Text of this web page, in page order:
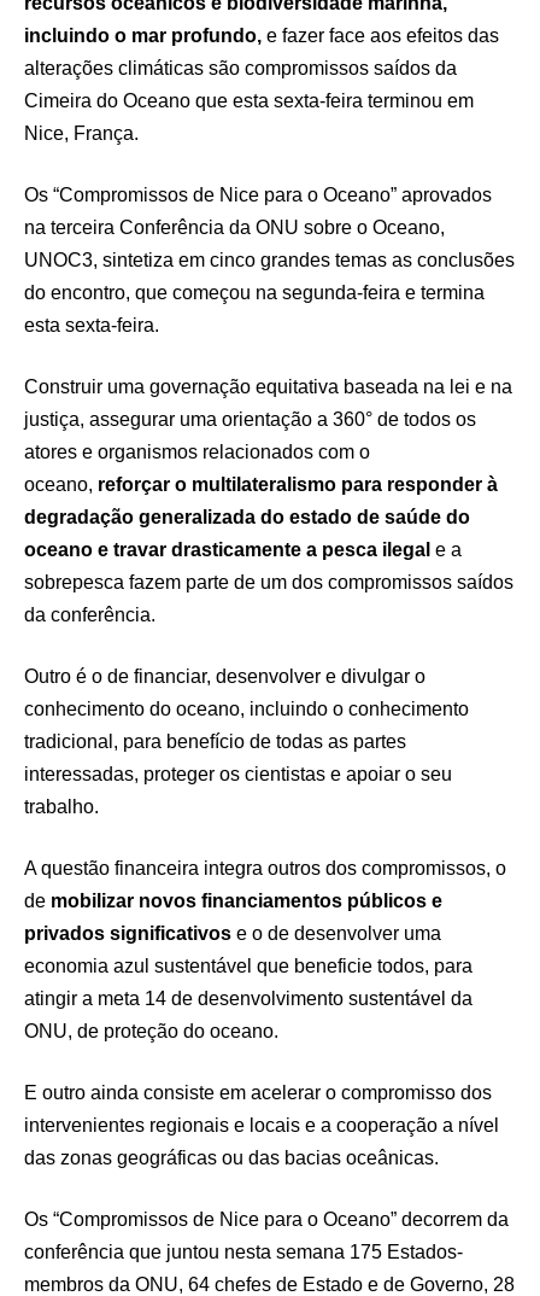
incluindo o mar profundo, e fazer face aos efeitos das
alterações climáticas são compromissos saídos da
Cimeira do Oceano que esta sexta-feira terminou em
Nice, França.
Os “Compromissos de Nice para o Oceano” aprovados
na terceira Conferência da ONU sobre o Oceano,
UNOC3, sintetiza em cinco grandes temas as conclusões
do encontro, que começou na segunda-feira e termina
esta sexta-feira.
Construir uma governação equitativa baseada na lei e na
justiça, assegurar uma orientação a 360° de todos os
atores e organismos relacionados com o
oceano, reforçar o multilateralismo para responder à
degradação generalizada do estado de saúde do
oceano e travar drasticamente a pesca ilegal e a
sobrepesca fazem parte de um dos compromissos saídos
da conferência.
Outro é o de financiar, desenvolver e divulgar o
conhecimento do oceano, incluindo o conhecimento
tradicional, para benefício de todas as partes
interessadas, proteger os cientistas e apoiar o seu
trabalho.
A questão financeira integra outros dos compromissos, o
de mobilizar novos financiamentos públicos e
privados significativos e o de desenvolver uma
economia azul sustentável que beneficie todos, para
atingir a meta 14 de desenvolvimento sustentável da
ONU, de proteção do oceano.
E outro ainda consiste em acelerar o compromisso dos
intervenientes regionais e locais e a cooperação a nível
das zonas geográficas ou das bacias oceânicas.
Os “Compromissos de Nice para o Oceano” decorrem da
conferência que juntou nesta semana 175 Estados-
membros da ONU, 64 chefes de Estado e de Governo, 28